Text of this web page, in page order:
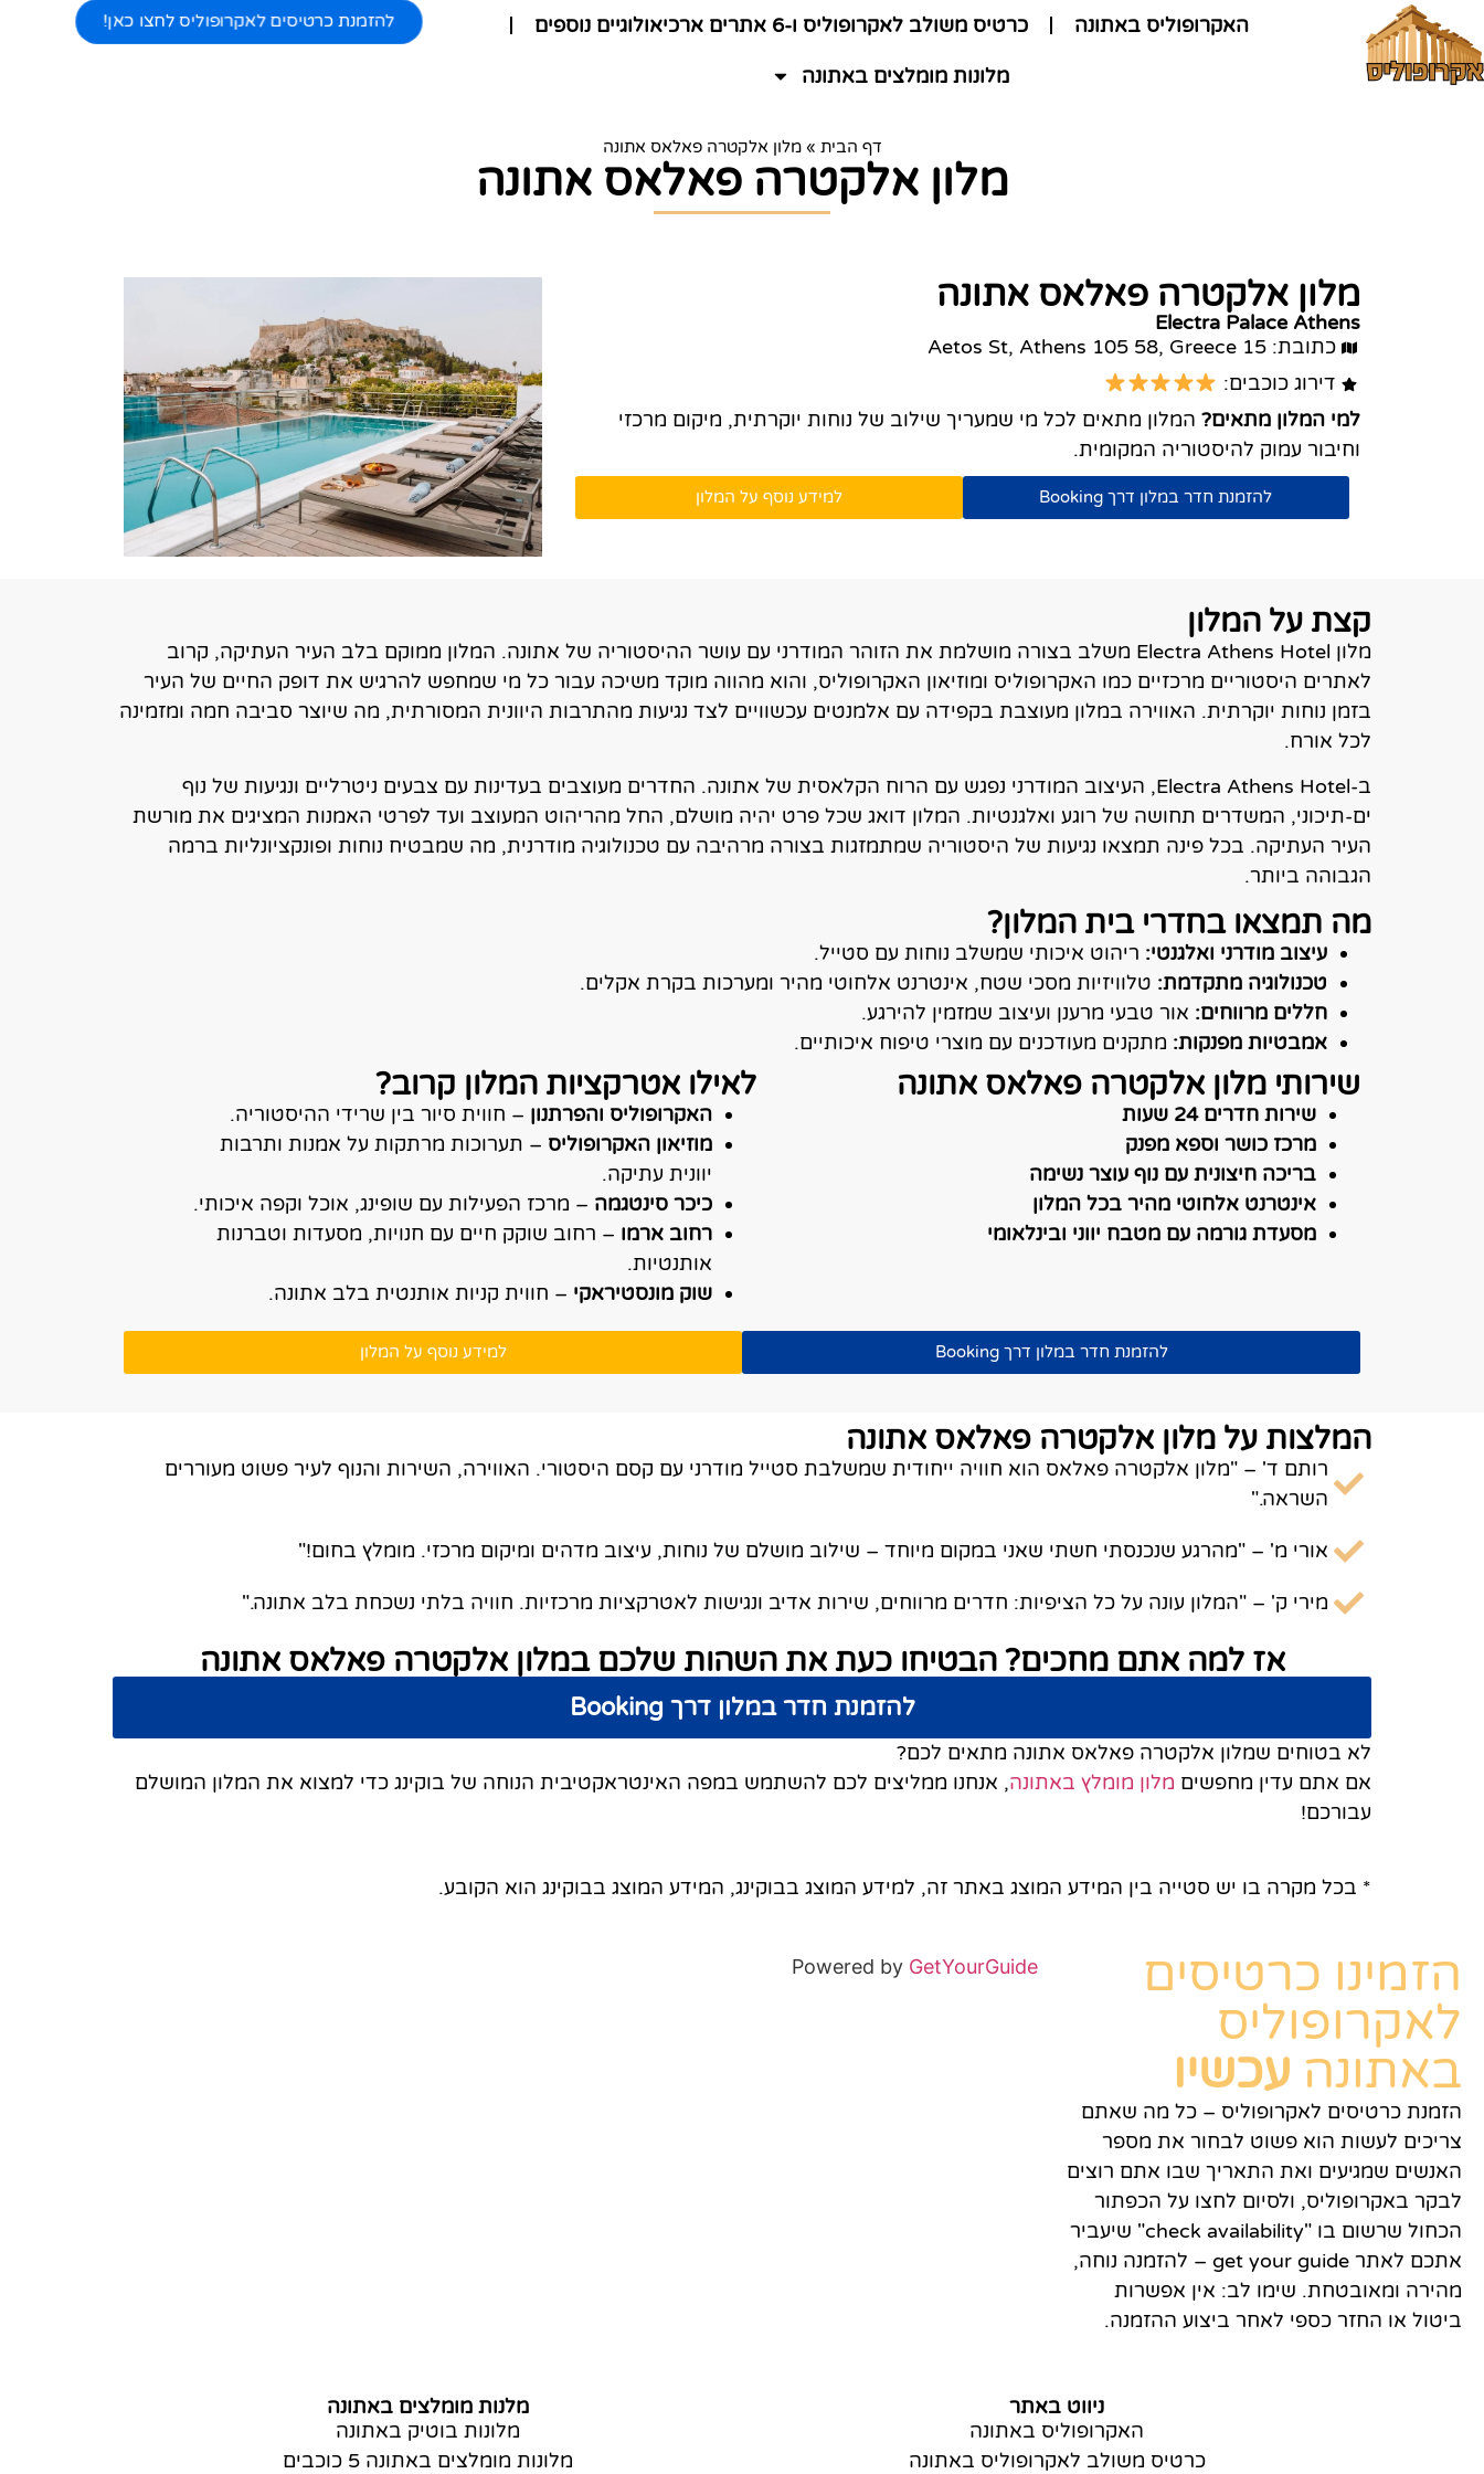
האקרופוליס באתונה כרטיס משולב לאקרופוליס ו-6 אתרים ארכיאולוגיים נוספים
מלונות מומלצים באתונה
להזמנת כרטיסים לאקרופוליס לחצו כאן!
דף הבית »מלון אלקטרה פאלאס אתונה
מלון אלקטרה פאלאס אתונה
מלון אלקטרה פאלאס אתונה
Electra Palace Athens
כתובת: 15 Aetos St, Athens 105 58, Greece
דירוג כוכבים:
למי המלון מתאים? המלון מתאים לכל מי שמעריך שילוב של נוחות יוקרתית, מיקום מרכזי
וחיבור עמוק להיסטוריה המקומית.
להזמנת חדר במלון דרך Booking למידע נוסף על המלון
קצת על המלון
מלון Electra Athens Hotel משלב בצורה מושלמת את הזוהר המודרני עם עושר ההיסטוריה של אתונה. המלון ממוקם בלב העיר העתיקה, קרוב
לאתרים היסטוריים מרכזיים כמו האקרופוליס ומוזיאון האקרופוליס, והוא מהווה מוקד משיכה עבור כל מי שמחפש להרגיש את דופק החיים של העיר
בזמן נוחות יוקרתית. האווירה במלון מעוצבת בקפידה עם אלמנטים עכשוויים לצד נגיעות מהתרבות היוונית המסורתית, מה שיוצר סביבה חמה ומזמינה
לכל אורח.
ב-Electra Athens Hotel, העיצוב המודרני נפגש עם הרוח הקלאסית של אתונה. החדרים מעוצבים בעדינות עם צבעים ניטרליים ונגיעות של נוף
ים-תיכוני, המשדרים תחושה של רוגע ואלגנטיות. המלון דואג שכל פרט יהיה מושלם, החל מהריהוט המעוצב ועד לפרטי האמנות המציגים את מורשת
העיר העתיקה. בכל פינה תמצאו נגיעות של היסטוריה שמתמזגות בצורה מרהיבה עם טכנולוגיה מודרנית, מה שמבטיח נוחות ופונקציונליות ברמה
הגבוהה ביותר.
מה תמצאו בחדרי בית המלון?
עיצוב מודרני ואלגנטי: ריהוט איכותי שמשלב נוחות עם סטייל.
טכנולוגיה מתקדמת: טלוויזיות מסכי שטח, אינטרנט אלחוטי מהיר ומערכות בקרת אקלים.
חללים מרווחים: אור טבעי מרענן ועיצוב שמזמין להירגע.
אמבטיות מפנקות: מתקנים מעודכנים עם מוצרי טיפוח איכותיים.
שירותי מלון אלקטרה פאלאס אתונה
שירות חדרים 24 שעות
מרכז כושר וספא מפנק
בריכה חיצונית עם נוף עוצר נשימה
אינטרנט אלחוטי מהיר בכל המלון
מסעדת גורמה עם מטבח יווני ובינלאומי
לאילו אטרקציות המלון קרוב?
האקרופוליס והפרתנון – חווית סיור בין שרידי ההיסטוריה.
מוזיאון האקרופוליס – תערוכות מרתקות על אמנות ותרבות
יוונית עתיקה.
כיכר סינטגמה – מרכז הפעילות עם שופינג, אוכל וקפה איכותי.
רחוב ארמו – רחוב שוקק חיים עם חנויות, מסעדות וטברנות
אותנטיות.
שוק מונסטיראקי – חווית קניות אותנטית בלב אתונה.
להזמנת חדר במלון דרך Booking למידע נוסף על המלון
המלצות על מלון אלקטרה פאלאס אתונה
רותם ד' – "מלון אלקטרה פאלאס הוא חוויה ייחודית שמשלבת סטייל מודרני עם קסם היסטורי. האווירה, השירות והנוף לעיר פשוט מעוררים
השראה."
אורי מ' – "מהרגע שנכנסתי חשתי שאני במקום מיוחד – שילוב מושלם של נוחות, עיצוב מדהים ומיקום מרכזי. מומלץ בחום!"
מירי ק' – "המלון עונה על כל הציפיות: חדרים מרווחים, שירות אדיב ונגישות לאטרקציות מרכזיות. חוויה בלתי נשכחת בלב אתונה."
אז למה אתם מחכים? הבטיחו כעת את השהות שלכם במלון אלקטרה פאלאס אתונה
להזמנת חדר במלון דרך Booking
לא בטוחים שמלון אלקטרה פאלאס אתונה מתאים לכם?
אם אתם עדין מחפשים מלון מומלץ באתונה, אנחנו ממליצים לכם להשתמש במפה האינטראקטיבית הנוחה של בוקינג כדי למצוא את המלון המושלם
עבורכם!
* בכל מקרה בו יש סטייה בין המידע המוצג באתר זה, למידע המוצג בבוקינג, המידע המוצג בבוקינג הוא הקובע.
הזמינו כרטיסים
לאקרופוליס
באתונה עכשיו
הזמנת כרטיסים לאקרופוליס – כל מה שאתם
צריכים לעשות הוא פשוט לבחור את מספר
האנשים שמגיעים ואת התאריך שבו אתם רוצים
לבקר באקרופוליס, ולסיום לחצו על הכפתור
הכחול שרשום בו "check availability" שיעביר
אתכם לאתר get your guide – להזמנה נוחה,
מהירה ומאובטחת. שימו לב: אין אפשרות
ביטול או החזר כספי לאחר ביצוע ההזמנה.
Powered by GetYourGuide
ניווט באתר
האקרופוליס באתונה
כרטיס משולב לאקרופוליס באתונה
מלנות מומלצים באתונה
מלונות בוטיק באתונה
מלונות מומלצים באתונה 5 כוכבים